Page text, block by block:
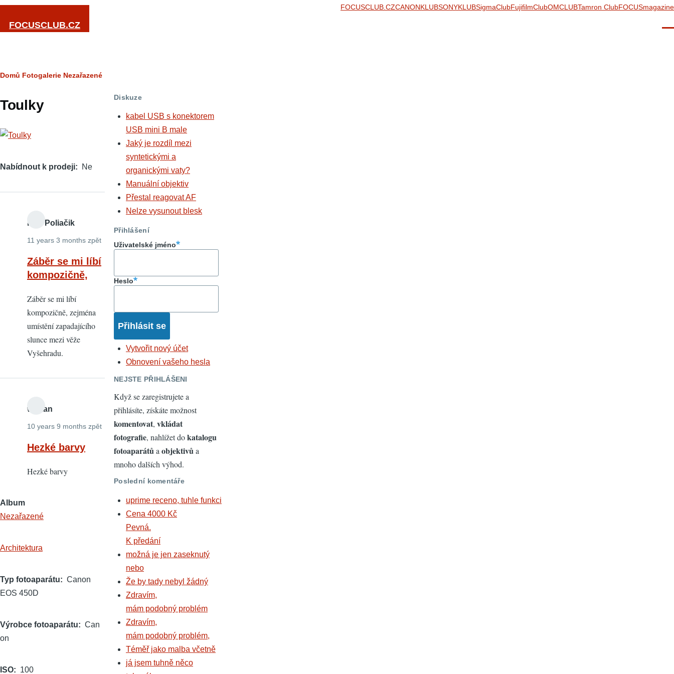
Přejít k hlavnímu obsahu
FOCUSCLUB.CZ
FOCUSCLUB.CZCANONKLUBSONYKLUBSigmaClubFujifilmClubOMCLUBTamron ClubFOCUSmagazine
Drobečková
Domů Fotogalerie Nezařazené
Toulky
Nabídnout k prodeji Ne
Petr Poliačik
11 years 3 months zpět
Záběr se mi líbí
kompozičně,
Záběr se mi líbí
kompozičně, zejména
umístění zapadajícího
slunce mezi věže
Vyšehradu.
wottan
10 years 9 months zpět
Hezké barvy
Hezké barvy
Album
Nezařazené
Architektura
Typ fotoaparátu
Canon
EOS 450D
Výrobce fotoaparátu
Can
on
ISO 100
Diskuze
kabel USB s konektorem
USB mini B male
Jaký je rozdíl mezi
syntetickými a
organickými vaty?
Manuální objektiv
Přestal reagovat AF
Nelze vysunout blesk
Přihlášení
Uživatelské jméno
Heslo
Vytvořit nový účet
Obnovení vašeho hesla
NEJSTE PŘIHLÁŠENI
Když se zaregistrujete a
přihlásíte, získáte možnost
komentovat, vkládat
fotografie, nahlížet dokatalogu
fotoaparátůa objektivůa
mnoho dalších výhod.
Poslední komentáře
uprime receno, tuhle funkci
Cena 4000 Kč
Pevná.
K předání
možná je jen zaseknutý
nebo
Že by tady nebyl žádný
Zdravím,
mám podobný problém
Zdravím,
mám podobný problém,
Téměř jako malba včetně
já jsem tuhně něco